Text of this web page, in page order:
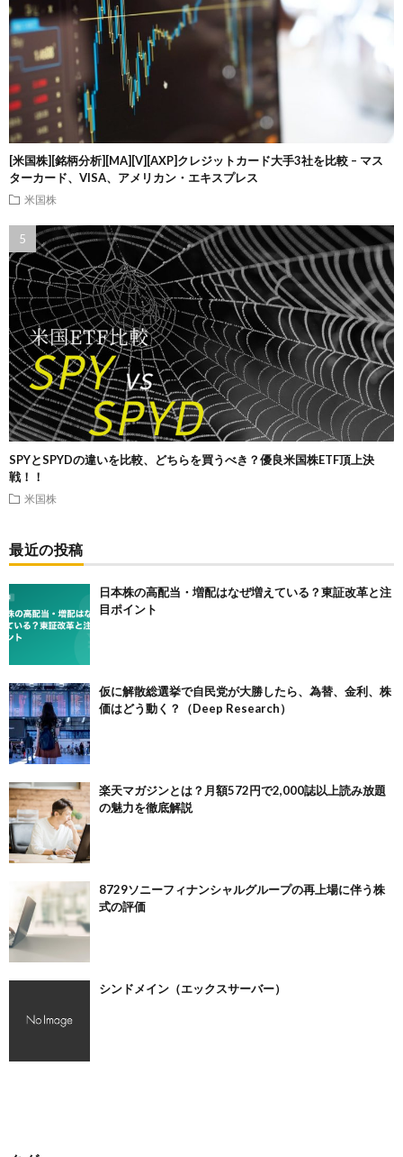
[米国株][銘柄分析][MA][V][AXP]クレジットカード大手3社を比較 – マス
ターカード、VISA、アメリカン・エキスプレス
米国株
SPYとSPYDの違いを比較、どちらを買うべき？優良米国株ETF頂上決
戦！！
米国株
最近の投稿
日本株の高配当・増配はなぜ増えている？東証改革と注
目ポイント
仮に解散総選挙で自民党が大勝したら、為替、金利、株
価はどう動く？（Deep Research）
楽天マガジンとは？月額572円で2,000誌以上読み放題
の魅力を徹底解説
8729ソニーフィナンシャルグループの再上場に伴う株
式の評価
シンドメイン（エックスサーバー）